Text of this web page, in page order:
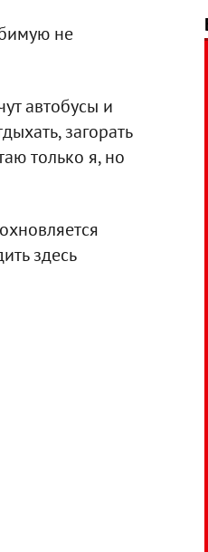
не
автобусы и
загорать
только я, но
здесь